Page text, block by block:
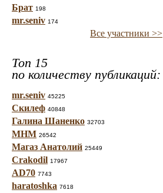
Брат 198
mr.seniv 174
Все участники >>
Топ 15
по количеству публикаций:
mr.seniv 45225
Скилеф 40848
Галина Шаненко 32703
МНМ 26542
Магаз Анатолий 25449
Crakodil 17967
AD70 7743
haratoshka 7618